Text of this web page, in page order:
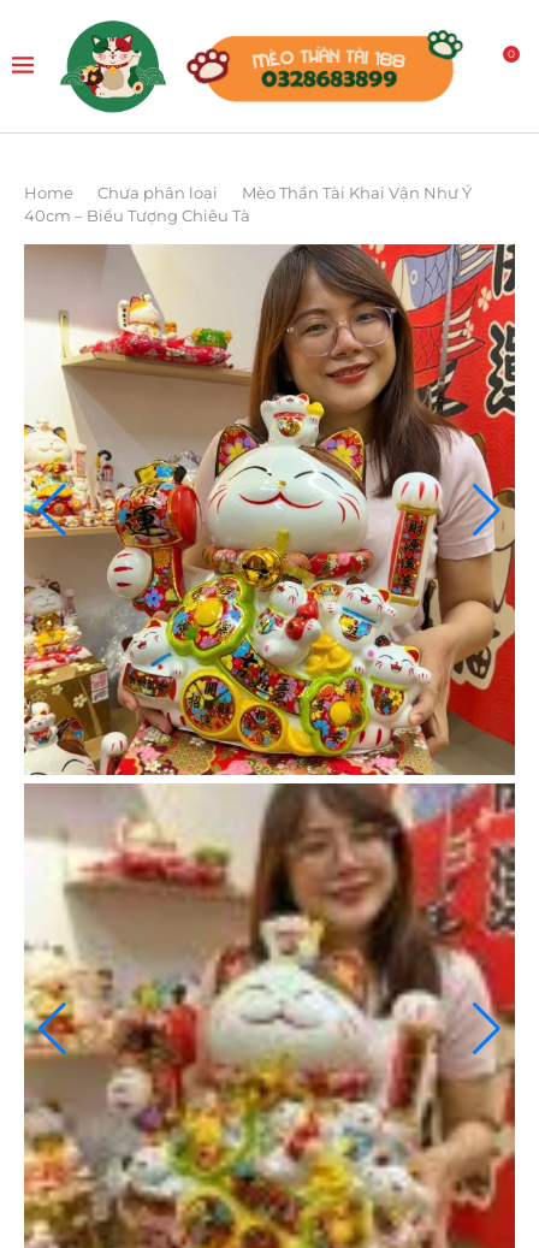
0
Home Chưa phân loại
Mèo Thần Tài Khai Vận Như Ý
40cm – Biểu Tượng Chiêu Tà